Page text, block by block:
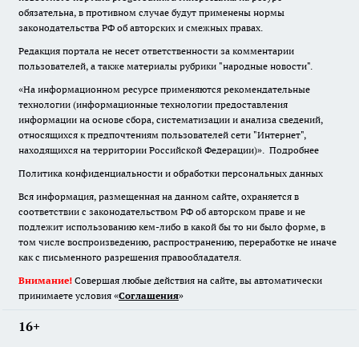
обязательна, в противном случае будут применены нормы
законодательства РФ об авторских и смежных правах.
Редакция портала не несет ответственности за комментарии
пользователей, а также материалы рубрики "народные новости".
«На информационном ресурсе применяются рекомендательные
технологии (информационные технологии предоставления
информации на основе сбора, систематизации и анализа сведений,
относящихся к предпочтениям пользователей сети "Интернет",
находящихся на территории Российской Федерации)». Подробнее
Политика конфиденциальности и обработки персональных данных
Вся информация, размещенная на данном сайте, охраняется в
соответствии с законодательством РФ об авторском праве и не
подлежит использованию кем-либо в какой бы то ни было форме, в
том числе воспроизведению, распространению, переработке не иначе
как с письменного разрешения правообладателя.
Внимание! Совершая любые действия на сайте, вы автоматически
принимаете условия «Cоглашения»
16+